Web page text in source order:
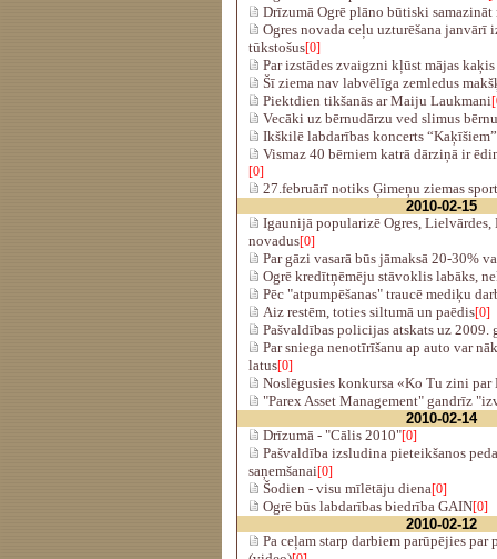
Drīzumā Ogrē plāno būtiski samazināt
Ogres novada ceļu uzturēšana janvārī
tūkstošus[0]
Par izstādes zvaigzni kļūst mājas
Šī ziema nav labvēlīga zemledus
Piektdien tikšanās ar Maiju Laukmani
Vecāki uz bērnudārzu ved slimus
Ikškilē labdarības koncerts
Vismaz 40 bērniem katrā dārziņā ir
[0]
27.februārī notiks Ģimeņu ziemas
2010-02-15
Igaunijā popularizē Ogres, Lielvārdes,
novadus[0]
Par gāzi vasarā būs jāmaksā 20-30%
Ogrē kredītņēmēju stāvoklis labāks,
Pēc "atpumpēšanas" traucē mediķu
Aiz restēm, toties siltumā un paēdis[0]
Pašvaldības policijas atskats uz 2009.
Par sniega nenotīrīšanu ap auto var
latus[0]
Noslēgusies konkursa «Ko Tu zini
"Parex Asset Management" gandrīz
2010-02-14
Drīzumā - "Cālis 2010"[0]
Pašvaldība izsludina pieteikšanos
saņemšanai[0]
Šodien - visu mīlētāju diena[0]
Ogrē būs labdarības biedrība GAIN[0]
2010-02-12
Pa ceļam starp darbiem parūpējies